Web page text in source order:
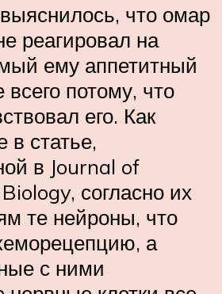
что омар
реагировал на
ему аппетитный
всего потому, что
его. Как
в статье,
в Journal of
согласно их
те нейроны, что
а
с ними